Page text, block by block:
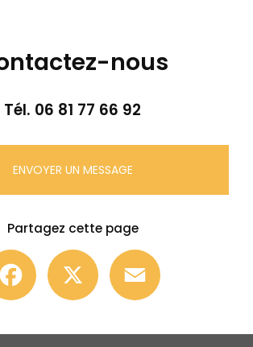
nous
Tél. 06 81 77 66 92
ENVOYER UN MESSAGE
Partagez cette page
Facebook